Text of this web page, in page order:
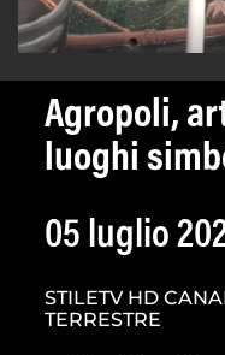
Agropoli,
luoghi
05 luglio
STILETV HD
TERRESTRE